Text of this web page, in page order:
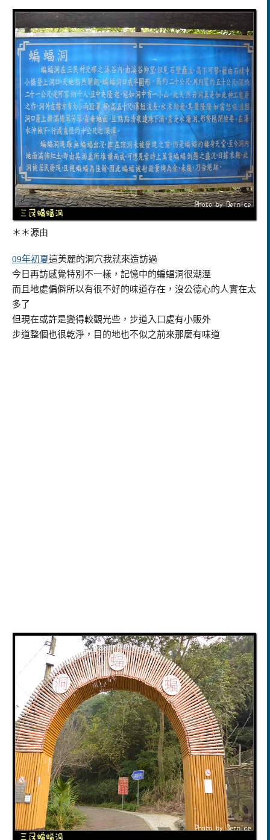
＊＊源由
09年初夏這美麗的洞穴我就來造訪過
今日再訪感覺特別不一樣，記憶中的蝙蝠洞很潮溼
而且地處偏僻所以有很不好的味道存在，沒公德心的人實在太
多了
但現在或許是變得較觀光些，步道入口處有小販外
步道整個也很乾淨，目的地也不似之前來那麼有味道